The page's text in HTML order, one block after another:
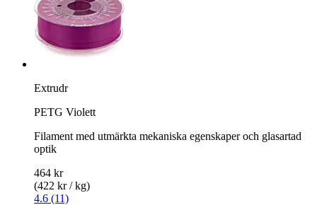
Extrudr
PETG Violett
Filament med utmärkta mekaniska egenskaper och glasartad
optik
464 kr
(422 kr / kg)
4.6 (11)